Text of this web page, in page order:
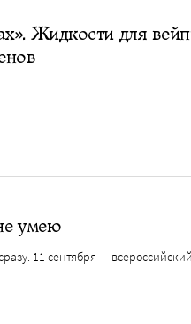
Жидкости для
умею
11 сентября —